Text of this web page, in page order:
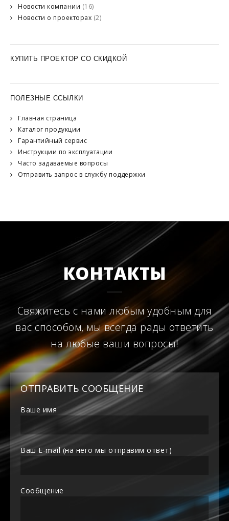
Новости компании (16)
Новости о проекторах (2)
КУПИТЬ ПРОЕКТОР СО СКИДКОЙ
ПОЛЕЗНЫЕ ССЫЛКИ
Главная страница
Каталог продукции
Гарантийный сервис
Инструкции по эксплуатации
Часто задаваемые вопросы
Отправить запрос в службу поддержки
КОНТАКТЫ
Свяжитесь с нами любым удобным для
вас способом, мы всегда рады ответить
на любые ваши вопросы!
ОТПРАВИТЬ СООБЩЕНИЕ
Ваше имя
Ваш E-mail (на него мы отправим ответ)
Сообщение